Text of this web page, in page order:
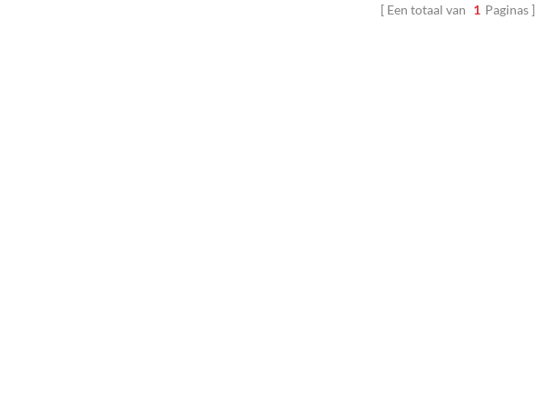
Dankzij de duurzame,
Een totaal van 1 Paginas